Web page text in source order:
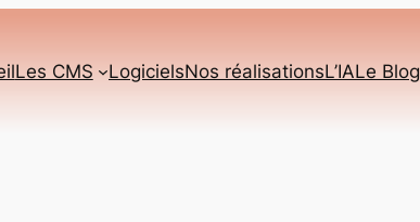
Les CMS LogicielsNos réalisationsL’IALe Blog